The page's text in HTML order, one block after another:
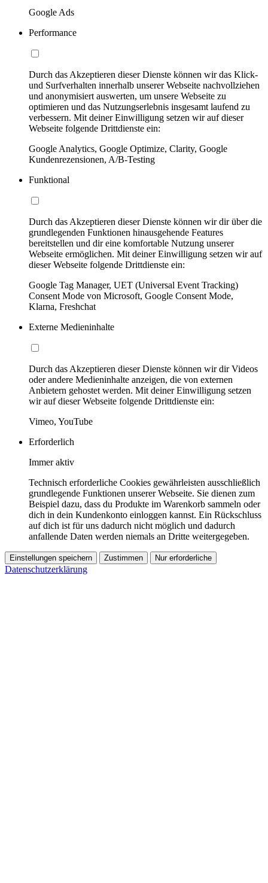
Google Ads
Performance
Durch das Akzeptieren dieser Dienste können wir das Klick-
und Surfverhalten innerhalb unserer Webseite nachvollziehen
und anonymisiert auswerten, um unsere Webseite zu
optimieren und das Nutzungserlebnis insgesamt laufend zu
verbessern. Mit deiner Einwilligung setzen wir auf dieser
Webseite folgende Drittdienste ein:
Google Analytics, Google Optimize, Clarity, Google
Kundenrezensionen, A/B-Testing
Funktional
Durch das Akzeptieren dieser Dienste können wir dir über die
grundlegenden Funktionen hinausgehende Features
bereitstellen und dir eine komfortable Nutzung unserer
Webseite ermöglichen. Mit deiner Einwilligung setzen wir auf
dieser Webseite folgende Drittdienste ein:
Google Tag Manager, UET (Universal Event Tracking)
Consent Mode von Microsoft, Google Consent Mode,
Klarna, Freshchat
Externe Medieninhalte
Durch das Akzeptieren dieser Dienste können wir dir Videos
oder andere Medieninhalte anzeigen, die von externen
Anbietern gehostet werden. Mit deiner Einwilligung setzen
wir auf dieser Webseite folgende Drittdienste ein:
Vimeo, YouTube
Erforderlich
Immer aktiv
Technisch erforderliche Cookies gewährleisten ausschließlich
grundlegende Funktionen unserer Webseite. Sie dienen zum
Beispiel dazu, dass du Produkte im Warenkorb sammeln oder
dich in dein Kundenkonto einloggen kannst. Ein Rückschluss
auf dich ist für uns dadurch nicht möglich und dadurch
anfallende Daten werden niemals an Dritte weitergegeben.
Einstellungen speichern Zustimmen Nur erforderliche
Datenschutzerklärung